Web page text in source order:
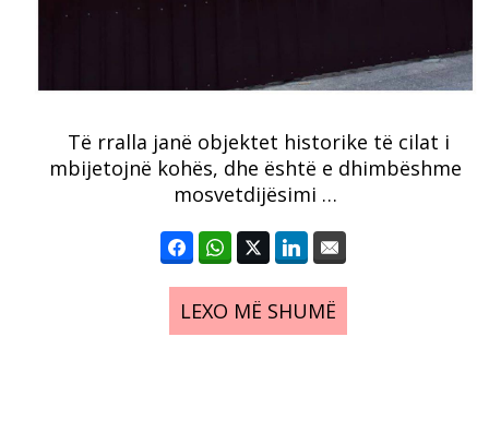
Të rralla janë objektet historike të cilat i
mbijetojnë kohës, dhe është e dhimbëshme
mosvetdijësimi …
LEXO MË SHUMË